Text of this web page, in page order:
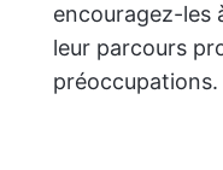
encouragez-les
leur parcours
préoccupations.